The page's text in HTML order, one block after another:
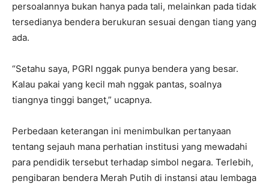
persoalannya bukan hanya pada tali, melainkan pada tidak
tersedianya bendera berukuran sesuai dengan tiang yang
ada.
“Setahu saya, PGRI nggak punya bendera yang besar.
Kalau pakai yang kecil mah nggak pantas, soalnya
tiangnya tinggi banget,” ucapnya.
Perbedaan keterangan ini menimbulkan pertanyaan
tentang sejauh mana perhatian institusi yang mewadahi
para pendidik tersebut terhadap simbol negara. Terlebih,
pengibaran bendera Merah Putih di instansi atau lembaga